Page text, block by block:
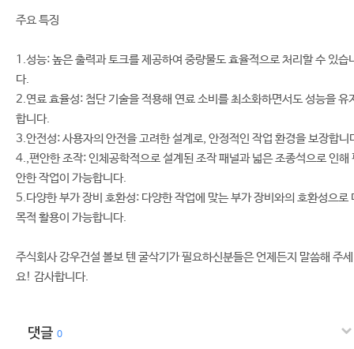
주요 특징
1.성능: 높은 출력과 토크를 제공하여 중량물도 효율적으로 처리할 수 있습
다.
2.연료 효율성: 첨단 기술을 적용해 연료 소비를 최소화하면서도 성능을 유
합니다.
3.안전성: 사용자의 안전을 고려한 설계로, 안정적인 작업 환경을 보장합니
4.,편안한 조작: 인체공학적으로 설계된 조작 패널과 넓은 조종석으로 인해
안한 작업이 가능합니다.
5.다양한 부가 장비 호환성: 다양한 작업에 맞는 부가 장비와의 호환성으로
목적 활용이 가능합니다.
주식회사 강우건설 볼보 텐 굴삭기가 필요하신분들은 언제든지 말씀해 주세
요! 감사합니다.
댓글 0